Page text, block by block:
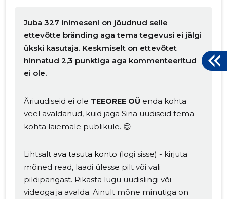
Juba 327 inimeseni on jõudnud selle
ettevõtte bränding aga tema tegevusi ei jälgi
ükski kasutaja. Keskmiselt on ettevõtet
hinnatud 2,3 punktiga aga kommenteeritud
ei ole.
Äriuudiseid ei ole TEEOREE OÜ enda kohta
veel avaldanud, kuid jaga Sina uudiseid tema
kohta laiemale publikule. 😊
Lihtsalt ava tasuta konto (logi sisse) - kirjuta
mõned read, laadi ülesse pilt või vali
pildipangast. Rikasta lugu uudislingi või
videoga ja avalda. Ainult mõne minutiga on